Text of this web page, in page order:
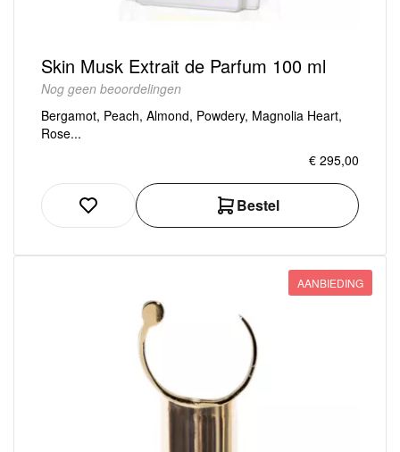
Skin Musk Extrait de Parfum 100 ml
Nog geen beoordelingen
Bergamot, Peach, Almond, Powdery, Magnolia Heart,
Rose...
€ 295,00
Bestel
AANBIEDING